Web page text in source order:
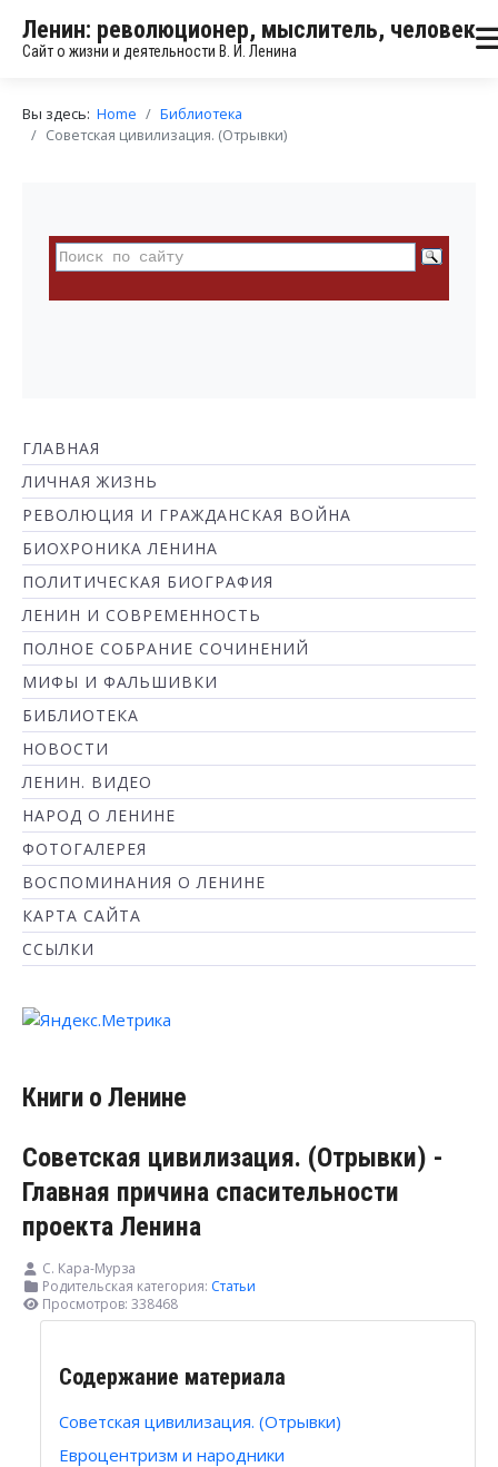
Ленин: революционер, мыслитель, человек
Сайт о жизни и деятельности В. И. Ленина
Вы здесь: Home
Библиотека
Советская цивилизация. (Отрывки)
ГЛАВНАЯ
ЛИЧНАЯ ЖИЗНЬ
РЕВОЛЮЦИЯ И ГРАЖДАНСКАЯ ВОЙНА
БИОХРОНИКА ЛЕНИНА
ПОЛИТИЧЕСКАЯ БИОГРАФИЯ
ЛЕНИН И СОВРЕМЕННОСТЬ
ПОЛНОЕ СОБРАНИЕ СОЧИНЕНИЙ
МИФЫ И ФАЛЬШИВКИ
БИБЛИОТЕКА
НОВОСТИ
ЛЕНИН. ВИДЕО
НАРОД О ЛЕНИНЕ
ФОТОГАЛЕРЕЯ
ВОСПОМИНАНИЯ О ЛЕНИНЕ
КАРТА САЙТА
ССЫЛКИ
Книги о Ленине
Советская цивилизация. (Отрывки) -
Главная причина спасительности
проекта Ленина
С. Кара-Мурза
Родительская категория: Статьи
Просмотров: 338468
Содержание материала
Советская цивилизация. (Отрывки)
Евроцентризм и народники